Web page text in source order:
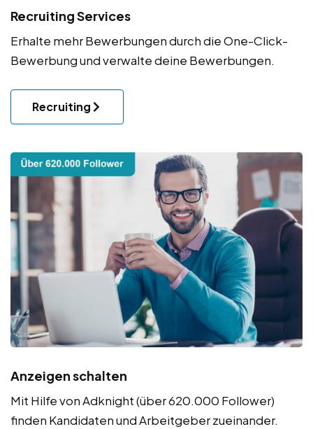
Recruiting Services
Erhalte mehr Bewerbungen durch die One-Click-
Bewerbung und verwalte deine Bewerbungen.
Recruiting
Anzeigen schalten
Mit Hilfe von Adknight (über 620.000 Follower)
finden Kandidaten und Arbeitgeber zueinander.